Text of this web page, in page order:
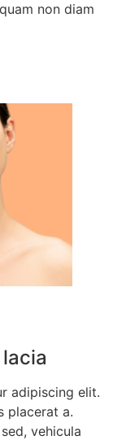
non diam
adipiscing elit.
placerat a.
vehicula